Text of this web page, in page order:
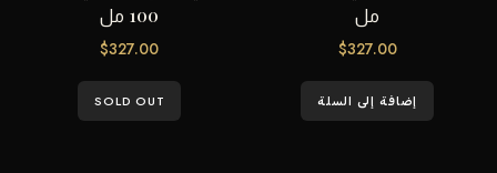
مل
$327.00
إضافة إلى السلة
100 مل
$327.00
SOLD OUT